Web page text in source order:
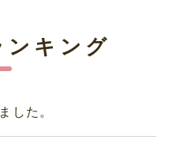
ンキング
した。